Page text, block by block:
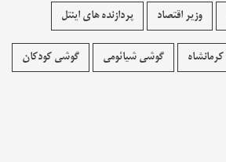
وزیر اقتصاد پردازنده های اینتل
کرمانشاه گوشی شیائومی گوشی کودکان